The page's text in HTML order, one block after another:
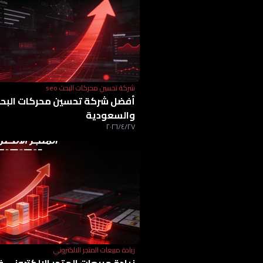
شركة تحسين محركات البحث seo
والسعودية
٢٧‏/٤‏/٢٠٢٦
زيادة مبيعات المتجر الالكتروني